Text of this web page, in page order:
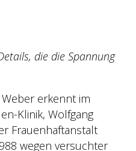
die die Spannung
erkennt im
Klinik, Wolfgang
Frauenhaftanstalt
wegen versuchter